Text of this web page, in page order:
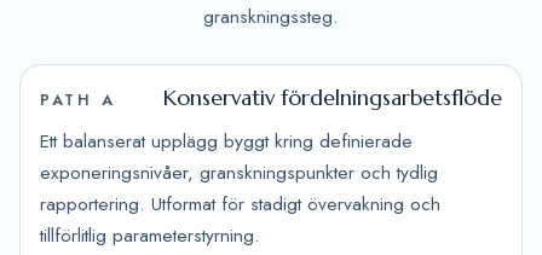
granskningssteg.
PATH A Konservativ fördelningsarbetsflöde
Ett balanserat upplägg byggt kring definierade
exponeringsnivåer, granskningspunkter och tydlig
rapportering. Utformat för stadigt övervakning och
tillförlitlig parameterstyrning.